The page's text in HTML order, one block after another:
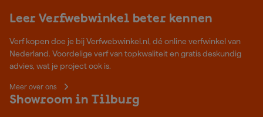
Leer Verfwebwinkel beter kennen
Verf kopen doe je bij Verfwebwinkel.nl, dé online verfwinkel van
Nederland. Voordelige verf van topkwaliteit en gratis deskundig
advies, wat je project ook is.
Meer over ons
Showroom in Tilburg